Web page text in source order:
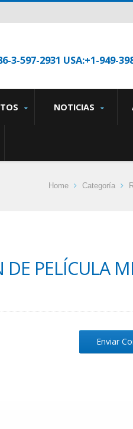
3-597-2931 USA:+1-949-
NOTICIAS
Home Categoría
PELÍCULA
Enviar